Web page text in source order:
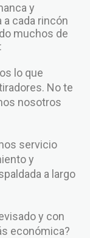
y
cada rincón
muchos de
lo que
No te
nosotros
servicio
y
a largo
y con
económica?